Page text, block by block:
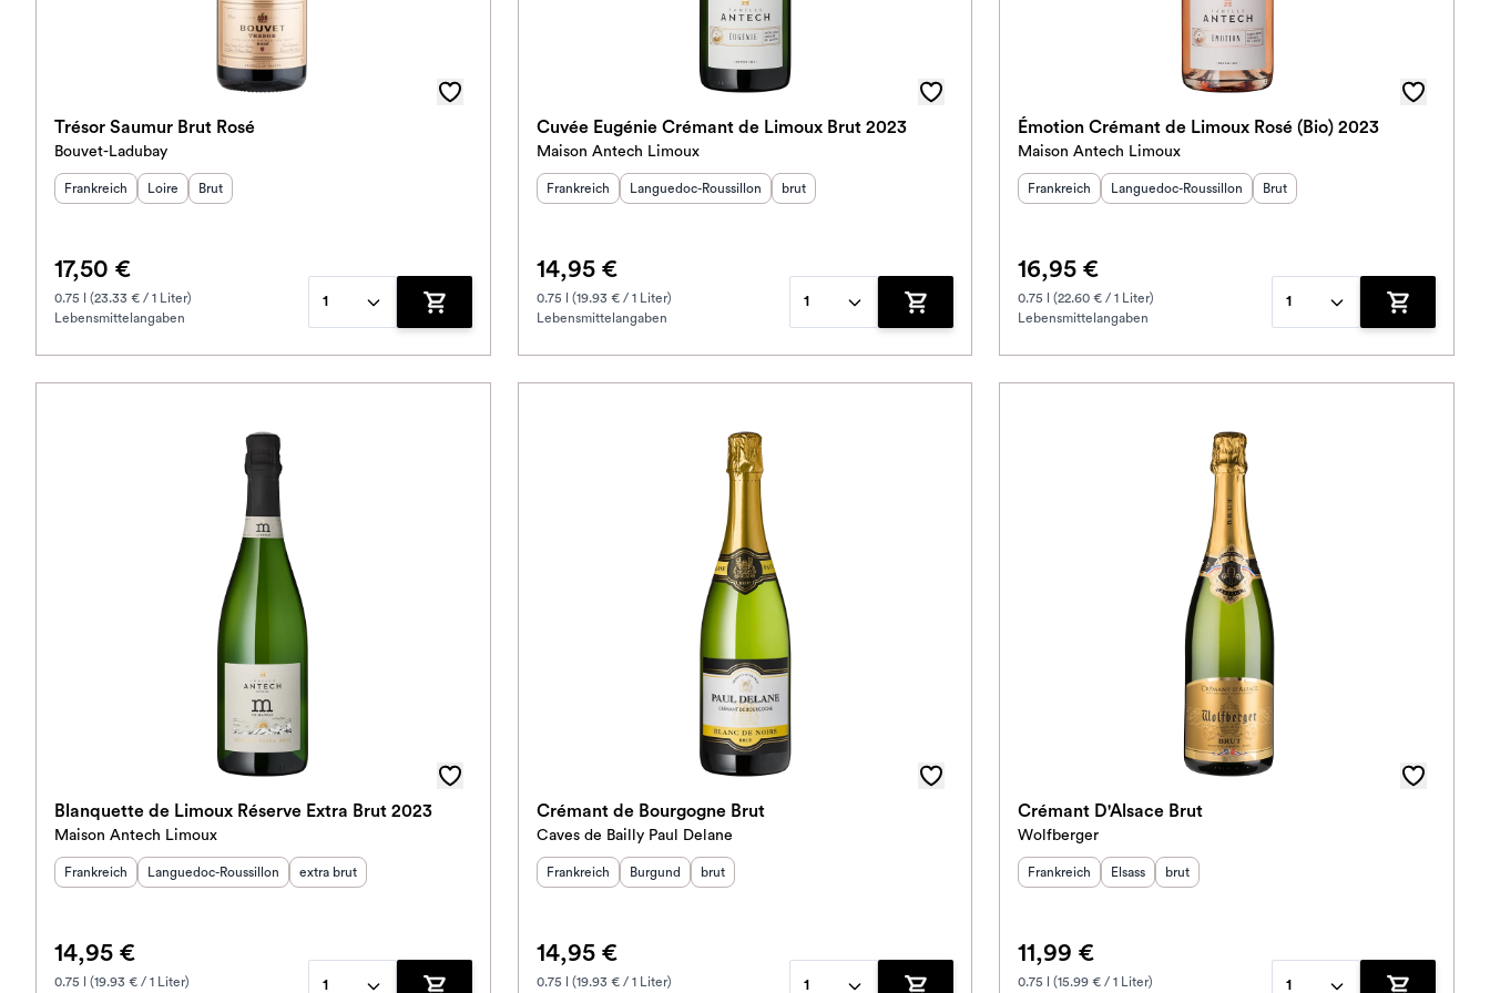
Trésor Saumur Brut Rosé
Bouvet-Ladubay
Herkunftsland :
Frankreich Herkunftsregion
Loire Geschmack
Brut
17,50 €
0.75 l (23.33 € / 1 Liter)
Lebensmittelangaben
1
Zum Warenkorb hinzufügen
Cuvée Eugénie Crémant de Limoux Brut 2023
Maison Antech Limoux
Herkunftsland :
Frankreich Herkunftsregion:
Languedoc-Roussillon Geschmack
brut
14,95 €
0.75 l (19.93 € / 1 Liter)
Lebensmittelangaben
1
Zum Warenkorb hinzufügen
Émotion Crémant de Limoux Rosé (Bio) 2023
Maison Antech Limoux
Herkunftsland :
Frankreich Herkunftsregion:
Languedoc-Roussillon Geschmack
Brut
16,95 €
0.75 l (22.60 € / 1 Liter)
Lebensmittelangaben
1
Zum
Blanquette de Limoux Réserve Extra Brut 2023
Maison Antech Limoux
Herkunftsland :
Frankreich Herkunftsregion:
Languedoc-Roussillon Geschmack
extra brut
14,95 €
0.75 l (19.93 € / 1 Liter)
1
Crémant de Bourgogne Brut
Caves de Bailly Paul Delane
Herkunftsland :
Frankreich Herkunftsregion
Burgund Geschmack
brut
14,95 €
0.75 l (19.93 € / 1 Liter)
1
Crémant D'Alsace Brut
Wolfberger
Herkunftsland :
Frankreich Herkunftsregion
Elsass Geschmack
brut
11,99 €
0.75 l (15.99 € / 1 Liter)
1